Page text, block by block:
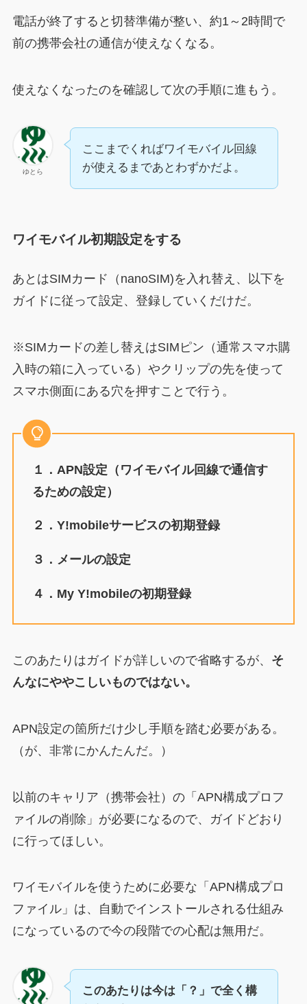
電話が終了すると切替準備が整い、約1～2時間で
前の携帯会社の通信が使えなくなる。
使えなくなったのを確認して次の手順に進もう。
ゆとら
ここまでくればワイモバイル回線
が使えるまであとわずかだよ。
ワイモバイル初期設定をする
あとはSIMカード（nanoSIM)を入れ替え、以下を
ガイドに従って設定、登録していくだけだ。
※SIMカードの差し替えはSIMピン（通常スマホ購
入時の箱に入っている）やクリップの先を使って
スマホ側面にある穴を押すことで行う。
１．APN設定（ワイモバイル回線で通信す
るための設定）
２．Y!mobileサービスの初期登録
３．メールの設定
４．My Y!mobileの初期登録
このあたりはガイドが詳しいので省略するが、 そ
んなにややこしいものではない。
APN設定の箇所だけ少し手順を踏む必要がある。
（が、非常にかんたんだ。）
以前のキャリア（携帯会社）の「APN構成プロフ
ァイルの削除」が必要になるので、ガイドどおり
に行ってほしい。
ワイモバイルを使うために必要な「APN構成プロ
ファイル」は、自動でインストールされる仕組み
になっているので今の段階での心配は無用だ。
このあたりは今は「？」で全く構